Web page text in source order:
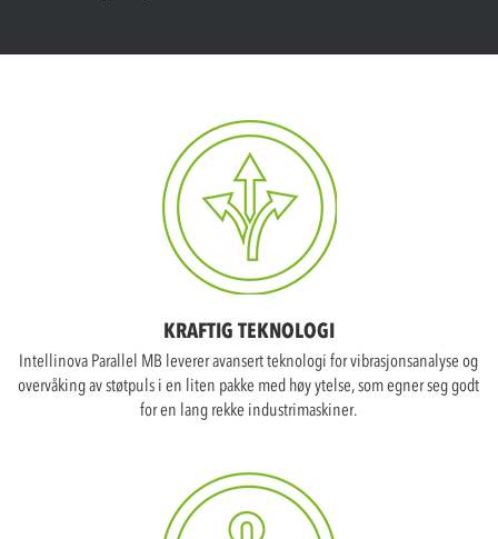
KRAFTIG TEKNOLOGI
Intellinova Parallel MB leverer avansert teknologi for vibrasjonsanalyse og
overvåking av støtpuls i en liten pakke med høy ytelse, som egner seg godt
for en lang rekke industrimaskiner.